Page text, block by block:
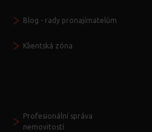
Blog - rady pronajímatelům
Klientská zóna
Profesionální správa
nemovitostí